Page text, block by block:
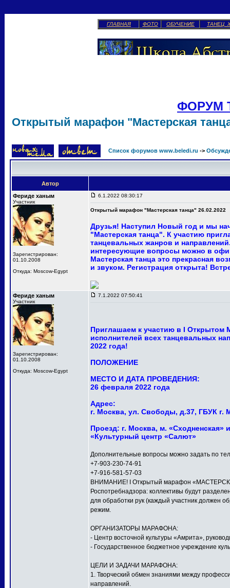
ГЛАВНАЯ ФОТО ОБУЧЕНИЕ ТАНЕЦ
ФОРУМ
Открытый марафон "Мастерская
Список форумов www.beledi.ru ->
Автор
Фериде ханым
Участник
Зарегистрирован:
01.10.2008
Откуда: Moscow-Egypt
6.1.2022 08:30:17
Открытый марафон "Мастерская танца" 26.02.2022
Друзья! Наступил Новый год и мы
"Мастерская танца". К участию
танцевальных жанров и
интересующие вопросы можно в
Мастерская танца это прекрасная
и звуком. Регистрация открыта!
Фериде ханым
Участник
Зарегистрирован:
01.10.2008
Откуда: Moscow-Egypt
7.1.2022 07:50:41
Приглашаем к участию в I
исполнителей всех танцевальных
2022 года!
ПОЛОЖЕНИЕ
МЕСТО И ДАТА ПРОВЕДЕНИЯ:
26 февраля 2022 года
Адрес:
г. Москва, ул. Свободы, д.37, ГБУК
Проезд: г. Москва, м. «Сходненская»
«Культурный центр «Салют»
Дополнительные вопросы можно задать по
+7-903-230-74-91
+7-916-581-57-03
ВНИМАНИЕ! I Открытый марафон
Роспотребнадзора: коллективы будут
для обработки рук (каждый участник должен
режим.
ОРГАНИЗАТОРЫ МАРАФОНА:
- Центр восточной культуры «Амрита»,
- Государственное бюджетное учреждение
ЦЕЛИ И ЗАДАЧИ МАРАФОНА:
1. Творческий обмен знаниями между
направлений.